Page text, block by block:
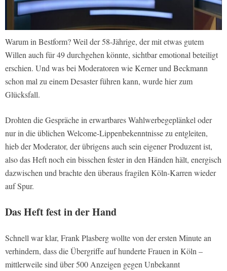
Warum in Bestform? Weil der 58-Jährige, der mit etwas gutem
Willen auch für 49 durchgehen könnte, sichtbar emotional beteiligt
erschien. Und was bei Moderatoren wie Kerner und Beckmann
schon mal zu einem Desaster führen kann, wurde hier zum
Glücksfall.
Drohten die Gespräche in erwartbares Wahlwerbegeplänkel oder
nur in die üblichen Welcome-Lippenbekenntnisse zu entgleiten,
hieb der Moderator, der übrigens auch sein eigener Produzent ist,
also das Heft noch ein bisschen fester in den Händen hält, energisch
dazwischen und brachte den überaus fragilen Köln-Karren wieder
auf Spur.
Das Heft fest in der Hand
Schnell war klar, Frank Plasberg wollte von der ersten Minute an
verhindern, dass die Übergriffe auf hunderte Frauen in Köln –
mittlerweile sind über 500 Anzeigen gegen Unbekannt